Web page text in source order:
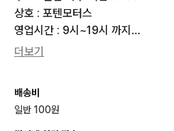
상호 : 포텐모터스
영업시간 : 9시~19시 까지
주말 공휴일 정상영업
*장착비 포함가이며
더보기
배송비
일반 100원